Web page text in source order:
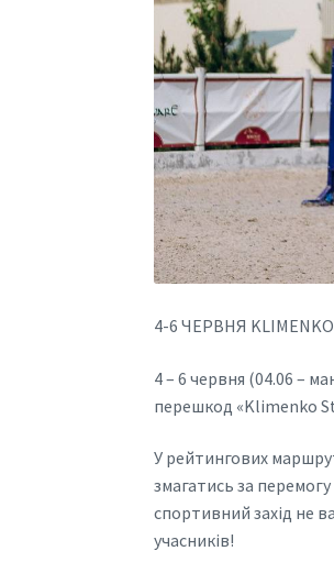
4-6 ЧЕРВНЯ KLIMENKO
4 – 6 червня (04.06 –
перешкод «Klimenko
У рейтингових
змагатись за
спортивний захід не
учасників!